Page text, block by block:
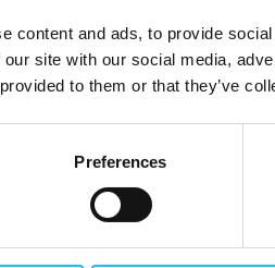
content and ads, to provide
site with our social media,
to them or that they’ve
Preferences
ansaitsevat turvalliset työolot.
yli 1100 bangladeshilaisen
jokavuotinen
Standardimme asettaa